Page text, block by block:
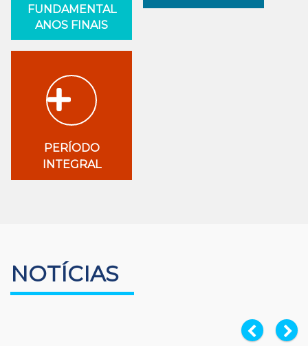
FUNDAMENTAL
ANOS FINAIS
PERÍODO
INTEGRAL
NOTÍCIAS